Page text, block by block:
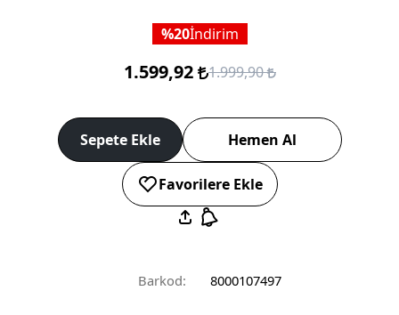
20İndirim
1.599,92 1.999,90
Sepete Ekle Hemen Al
Favorilere Ekle
Barkod: 8000107497